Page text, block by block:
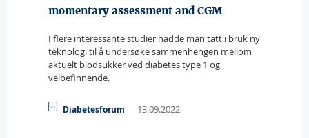
momentary assessment and CGM
I flere interessante studier hadde man tatt i bruk ny
teknologi til å undersøke sammenhengen mellom
aktuelt blodsukker ved diabetes type 1 og
velbefinnende.
Diabetesforum 13.09.2022